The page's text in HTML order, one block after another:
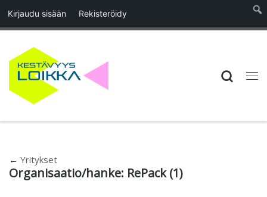
Kirjaudu sisään Rekisteröidy
Skip to content
← Yritykset
Organisaatio/hanke: RePack(1)